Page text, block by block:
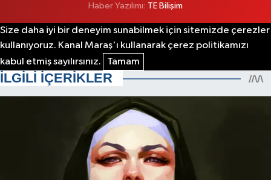
Haber Yazılımı: TE Bilişim
Size daha iyi bir deneyim sunabilmek için sitemizde çerezler
kullanıyoruz. Kanal Maraş'ı kullanarak çerez politikamızı
kabul etmiş sayılırsınız.
Tamam